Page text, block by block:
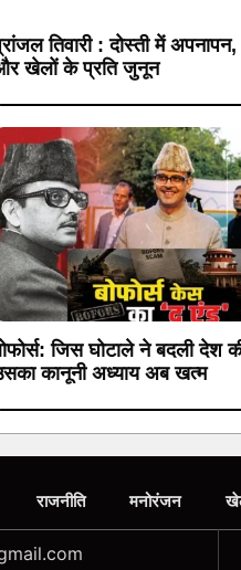
तिवारी : दोस्ती में
खेलों के प्रति जुनून
जिस घोटाले ने बदली देश
कानूनी अध्याय अब खत्म
राजनीति मनोरंजन